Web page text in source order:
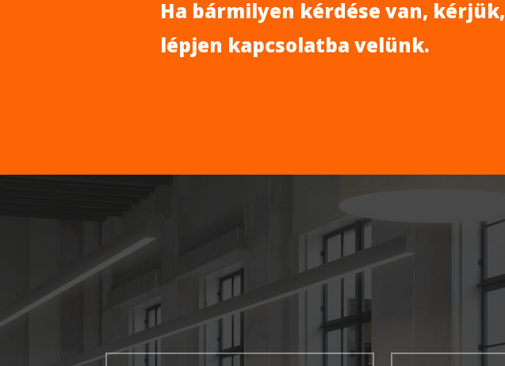
Ha bármilyen kérdése van, kérjük,
lépjen kapcsolatba velünk.